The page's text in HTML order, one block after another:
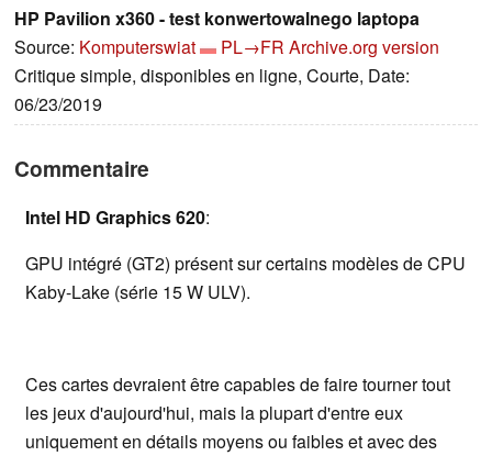
HP Pavilion x360 - test konwertowalnego laptopa
Source: Komputerswiat PL→FR Archive.org version
Critique simple, disponibles en ligne, Courte, Date:
06/23/2019
Commentaire
Intel HD Graphics 620:
GPU intégré (GT2) présent sur certains modèles de CPU
Kaby-Lake (série 15 W ULV).
Ces cartes devraient être capables de faire tourner tout
les jeux d'aujourd'hui, mais la plupart d'entre eux
uniquement en détails moyens ou faibles et avec des